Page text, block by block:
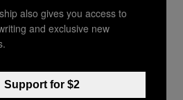
also gives you access to
and exclusive new
Support for $2